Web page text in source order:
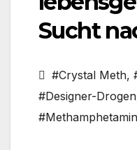
Sucht
#Crystal Meth,
#Designer-Drogen
#Methamphetamin